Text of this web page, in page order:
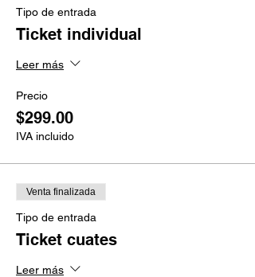
Tipo de entrada
Ticket individual
Leer más
Precio
$299.00
IVA incluido
Venta finalizada
Tipo de entrada
Ticket cuates
Leer más